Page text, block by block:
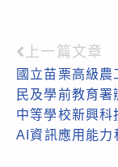
Read
more
articles
上一篇文章
國立苗栗高級
民及學前教育
中等學校新興
AI資訊應用能力